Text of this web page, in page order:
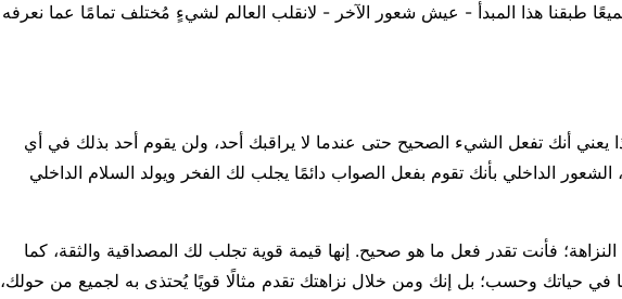
جميعًا طبقنا هذا المبدأ - عيش شعور الآخر - لانقلب العالم لشيءٍ مُختلف تمامًا عما نعرفه
يعني أنك تفعل الشيء الصحيح حتى عندما لا يراقبك أحد، ولن يقوم أحد بذلك في أي
الداخلي بأنك تقوم بفعل الصواب دائمًا يجلب لك الفخر ويولد السلام الداخلي
النزاهة؛ فأنت تقدر فعل ما هو صحيح. إنها قيمة قوية تجلب لك المصداقية والثقة، كما
في حياتك وحسب؛ بل إنك ومن خلال نزاهتك تقدم مثالًا قويًا يُحتذى به لجميع من حولك،